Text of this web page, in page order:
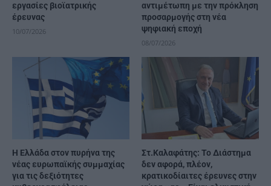
εργασίες βιοϊατρικής
έρευνας
10/07/2026
αντιμέτωπη με την πρόκληση
προσαρμογής στη νέα
ψηφιακή εποχή
08/07/2026
Η Ελλάδα στον πυρήνα της
νέας ευρωπαϊκής συμμαχίας
για τις δεξιότητες
Στ.Καλαφάτης: Το Διάστημα
δεν αφορά, πλέον,
κρατικοδίαιτες έρευνες στην